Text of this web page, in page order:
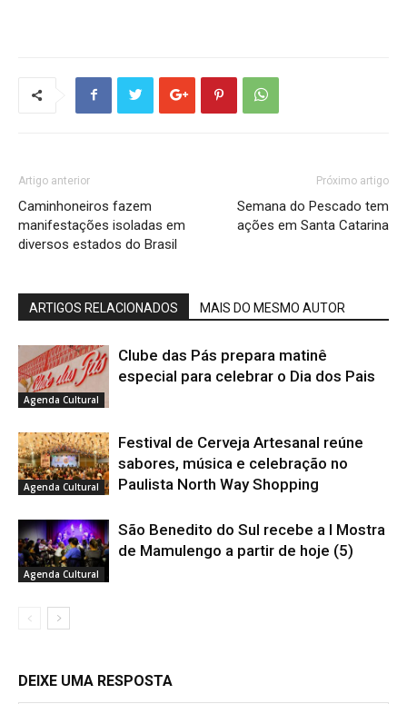
Artigo anterior
Caminhoneiros fazem
manifestações isoladas em
diversos estados do Brasil
Próximo artigo
Semana do Pescado tem
ações em Santa Catarina
ARTIGOS RELACIONADOS MAIS DO MESMO AUTOR
Agenda Cultural
Clube das Pás prepara matinê
especial para celebrar o Dia dos Pais
Agenda Cultural
Festival de Cerveja Artesanal reúne
sabores, música e celebração no
Paulista North Way Shopping
Agenda Cultural
São Benedito do Sul recebe a I Mostra
de Mamulengo a partir de hoje (5)
DEIXE UMA RESPOSTA